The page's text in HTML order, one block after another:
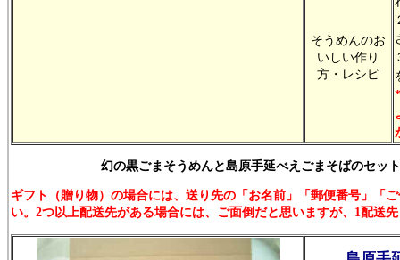
そうめんのお
いしい作り
方・レシピ
幻の黒ごまそうめんと島原手延べえごまそばのセッ
ギフト（贈り物）の場合には、送り先の「お名前」「郵便番号」「
い。2つ以上配送先がある場合には、ご面倒だと思いますが、1配送